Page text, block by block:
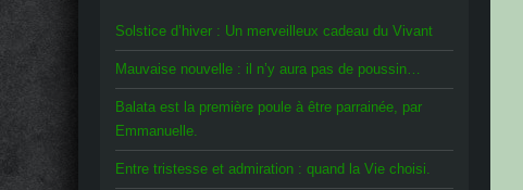
Solstice d’hiver : Un merveilleux cadeau du Vivant
Mauvaise nouvelle : il n’y aura pas de poussin…
Balata est la première poule à être parrainée, par
Emmanuelle.
Entre tristesse et admiration : quand la Vie choisi.